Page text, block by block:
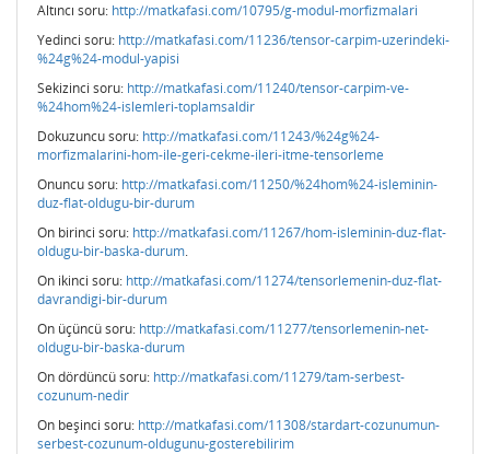
Altıncı soru: http://matkafasi.com/10795/g-modul-morfizmalari
Yedinci soru: http://matkafasi.com/11236/tensor-carpim-uzerindeki-
%24g%24-modul-yapisi
Sekizinci soru: http://matkafasi.com/11240/tensor-carpim-ve-
%24hom%24-islemleri-toplamsaldir
Dokuzuncu soru: http://matkafasi.com/11243/%24g%24-
morfizmalarini-hom-ile-geri-cekme-ileri-itme-tensorleme
Onuncu soru: http://matkafasi.com/11250/%24hom%24-isleminin-
duz-flat-oldugu-bir-durum
On birinci soru: http://matkafasi.com/11267/hom-isleminin-duz-flat-
oldugu-bir-baska-durum.
On ikinci soru: http://matkafasi.com/11274/tensorlemenin-duz-flat-
davrandigi-bir-durum
On üçüncü soru: http://matkafasi.com/11277/tensorlemenin-net-
oldugu-bir-baska-durum
On dördüncü soru: http://matkafasi.com/11279/tam-serbest-
cozunum-nedir
On beşinci soru: http://matkafasi.com/11308/stardart-cozunumun-
serbest-cozunum-oldugunu-gosterebilirim